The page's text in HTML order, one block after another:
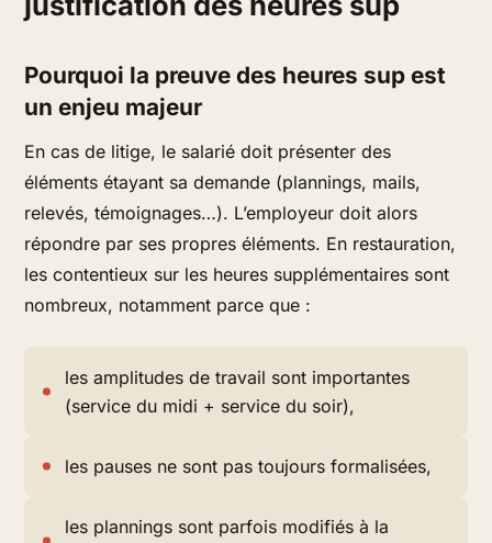
Pourquoi la preuve des heures sup est
un enjeu majeur
En cas de litige, le salarié doit présenter des
éléments étayant sa demande (plannings, mails,
relevés, témoignages…). L’employeur doit alors
répondre par ses propres éléments. En restauration,
les contentieux sur les heures supplémentaires sont
nombreux, notamment parce que :
les amplitudes de travail sont importantes
(service du midi + service du soir),
les pauses ne sont pas toujours formalisées,
les plannings sont parfois modifiés à la